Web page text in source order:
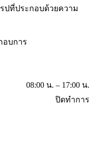
ปที่ประกอบด้วยความ
อบการ
08:00 น. – 17:00 น.
ปิดทำการ